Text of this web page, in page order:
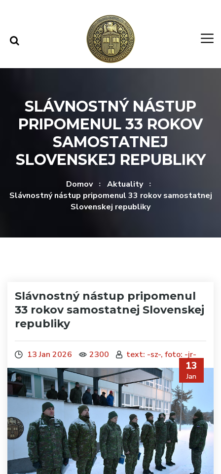
SLÁVNOSTNÝ NÁSTUP
PRIPOMENUL 33 ROKOV
SAMOSTATNEJ
SLOVENSKEJ REPUBLIKY
Domov
Aktuality
Slávnostný nástup pripomenul 33 rokov samostatnej
Slovenskej republiky
Slávnostný nástup pripomenul
33 rokov samostatnej Slovenskej
republiky
13 Jan 2026 2300 text: -sz-, foto: -jr-
13
Jan